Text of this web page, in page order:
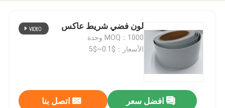
لون فضي شريط عاكس
MOQ：1000 وحدة
الأسعار：$0.1~$5
افضل سعر اتصل بنا